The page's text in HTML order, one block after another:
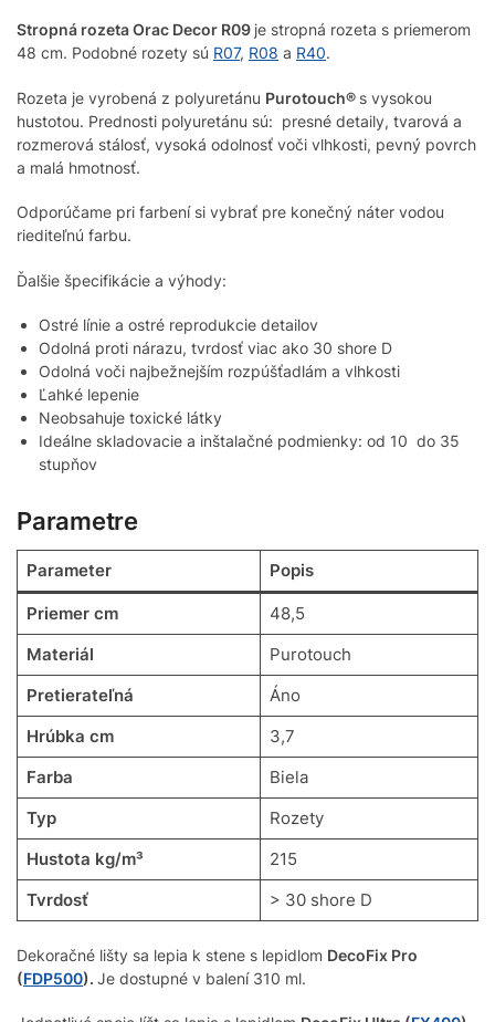
Stropná rozeta Orac Decor R09 je stropná rozeta s priemerom
48 cm. Podobné rozety sú R07, R08 a R40.
Rozeta je vyrobená z polyuretánu Purotouch® s vysokou
hustotou. Prednosti polyuretánu sú: presné detaily, tvarová a
rozmerová stálosť, vysoká odolnosť voči vlhkosti, pevný povrch
a malá hmotnosť.
Odporúčame pri farbení si vybrať pre konečný náter vodou
riediteľnú farbu.
Ďalšie špecifikácie a výhody:
Ostré línie a ostré reprodukcie detailov
Odolná proti nárazu, tvrdosť viac ako 30 shore D
Odolná voči najbežnejším rozpúšťadlám a vlhkosti
Ľahké lepenie
Neobsahuje toxické látky
Ideálne skladovacie a inštalačné podmienky: od 10 do 35
stupňov
Parametre
Parameter Popis
Priemer cm
48,5
Materiál
Purotouch
Pretierateľná
Áno
Hrúbka cm
3,7
Farba
Biela
Typ
Rozety
Hustota kg/m³
215
Tvrdosť
> 30 shore D
Dekoračné lišty sa lepia k stene s lepidlom DecoFix Pro
(FDP500). Je dostupné v balení 310 ml.